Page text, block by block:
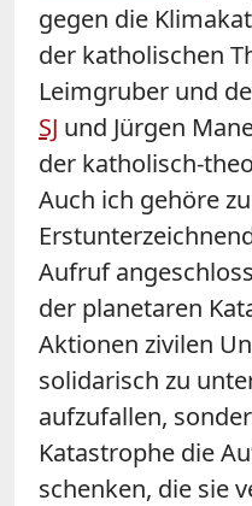
gegen die
der katholischen
Leimgruber und
SJ und Jürgen
der katholisch-
Auch ich gehöre
Aufruf
der planetaren
Aktionen zivilen
solidarisch zu
aufzufallen,
Katastrophe die
schenken, die sie